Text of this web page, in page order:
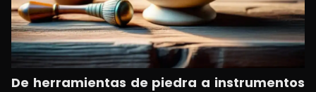
De herramientas de piedra a instrumentos